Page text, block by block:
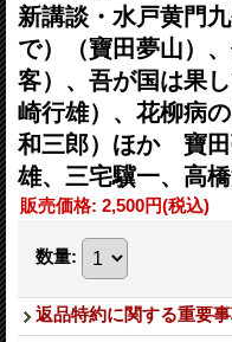
新講談・水戸黄門
で）（寶田夢山）
客）、吾が国は果
崎行雄）、花柳病
和三郎）ほか 寶田
雄、三宅驥一、高
販売価格: 2,500円(税込)
数量:
返品特約に関する重要